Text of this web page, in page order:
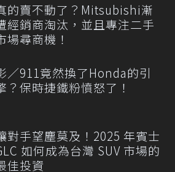
的賣不動了？Mitsubishi漸
經銷商淘汰，並且專注二手
場尋商機！
／911竟然換了Honda的引
？保時捷鐵粉憤怒了！
對手望塵莫及！2025 年賓士
如何成為台灣 SUV 市場的
佳投資